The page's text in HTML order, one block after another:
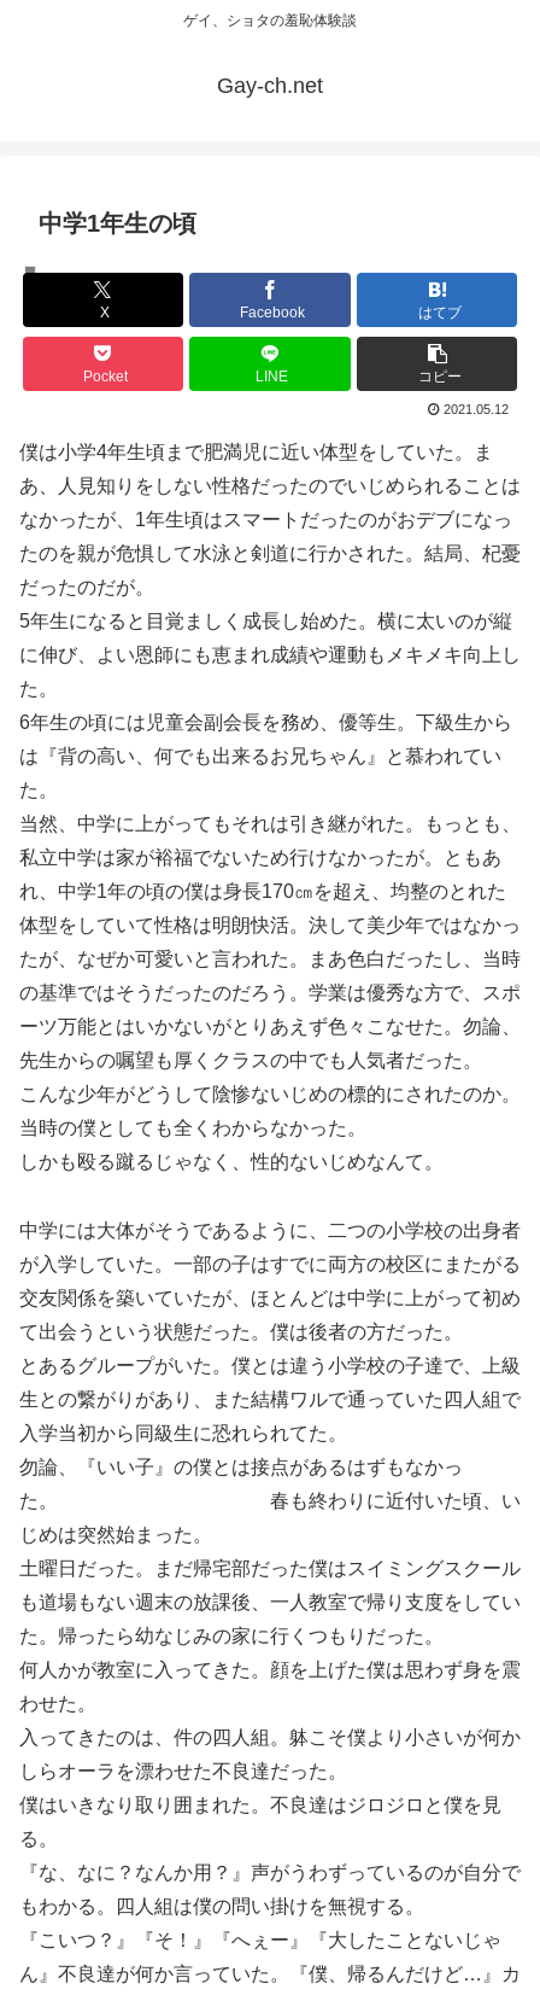
ゲイ、ショタの羞恥体験談
Gay-ch.net
中学1年生の頃
X Facebook はてブ
Pocket LINE コピー
2021.05.12
僕は小学4年生頃まで肥満児に近い体型をしていた。ま
あ、人見知りをしない性格だったのでいじめられることは
なかったが、1年生頃はスマートだったのがおデブになっ
たのを親が危惧して水泳と剣道に行かされた。結局、杞憂
だったのだが。
5年生になると目覚ましく成長し始めた。横に太いのが縦
に伸び、よい恩師にも恵まれ成績や運動もメキメキ向上し
た。
6年生の頃には児童会副会長を務め、優等生。下級生から
は『背の高い、何でも出来るお兄ちゃん』と慕われてい
た。
当然、中学に上がってもそれは引き継がれた。もっとも、
私立中学は家が裕福でないため行けなかったが。ともあ
れ、中学1年の頃の僕は身長170㎝を超え、均整のとれた
体型をしていて性格は明朗快活。決して美少年ではなかっ
たが、なぜか可愛いと言われた。まあ色白だったし、当時
の基準ではそうだったのだろう。学業は優秀な方で、スポ
ーツ万能とはいかないがとりあえず色々こなせた。勿論、
先生からの嘱望も厚くクラスの中でも人気者だった。
こんな少年がどうして陰惨ないじめの標的にされたのか。
当時の僕としても全くわからなかった。
しかも殴る蹴るじゃなく、性的ないじめなんて。
中学には大体がそうであるように、二つの小学校の出身者
が入学していた。一部の子はすでに両方の校区にまたがる
交友関係を築いていたが、ほとんどは中学に上がって初め
て出会うという状態だった。僕は後者の方だった。
とあるグループがいた。僕とは違う小学校の子達で、上級
生との繋がりがあり、また結構ワルで通っていた四人組で
入学当初から同級生に恐れられてた。
勿論、『いい子』の僕とは接点があるはずもなかっ
た。 春も終わりに近付いた頃、い
じめは突然始まった。
土曜日だった。まだ帰宅部だった僕はスイミングスクール
も道場もない週末の放課後、一人教室で帰り支度をしてい
た。帰ったら幼なじみの家に行くつもりだった。
何人かが教室に入ってきた。顔を上げた僕は思わず身を震
わせた。
入ってきたのは、件の四人組。躰こそ僕より小さいが何か
しらオーラを漂わせた不良達だった。
僕はいきなり取り囲まれた。不良達はジロジロと僕を見
る。
『な、なに？なんか用？』声がうわずっているのが自分で
もわかる。四人組は僕の問い掛けを無視する。
『こいつ？』『そ！』『へぇー』『大したことないじゃ
ん』不良達が何か言っていた。『僕、帰るんだけど…』カ